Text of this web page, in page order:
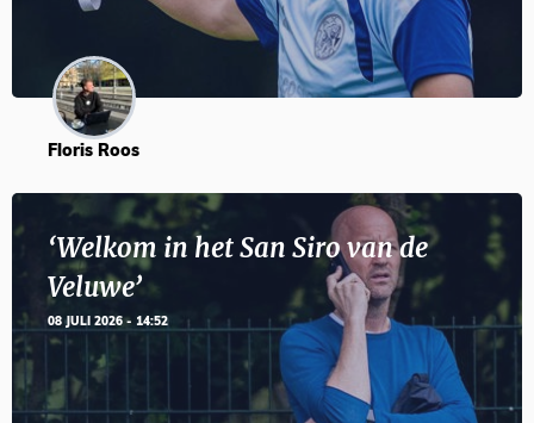
Floris Roos
‘Welkom in het San Siro van de
Veluwe’
08 JULI 2026 - 14:52